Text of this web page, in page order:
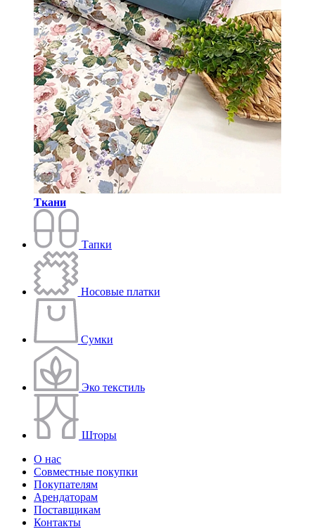
Ткани
Тапки
Носовые платки
Сумки
Эко текстиль
Шторы
О нас
Совместные покупки
Покупателям
Арендаторам
Поставщикам
Контакты